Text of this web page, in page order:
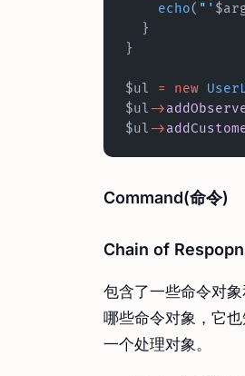
    echo
( "'
  }
}
$ul = new
$ul->
$ul->
Command(命令)
Chain of
包含了一些命令对
哪些命令对象，它
一个处理对象。